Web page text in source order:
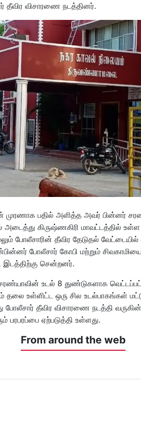
தீவிர விசாரணை நடத்தினர்.
முரணாக பதில் அளித்த அவர் பின்னர்
கிருஷ்ணகிரி மாவட்டத்தில் உள்ள
போலீசாரின் தீவிர தேடுதல்
போலீசார் கோபி மற்றும்
சென்றனர்.
சரண்யாவின் உடல் 8 துண்டுகளாக
தலை உள்ளிட்ட ஒரு சில உடல்பாகங்கள்
போலீசார் தீவிர விசாரணை நடத்தி
பரபரப்பை ஏற்படுத்தி உள்ளது.
From around the web